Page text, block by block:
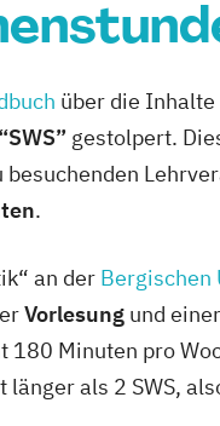
über die
“SWS” gestolpert.
besuchenden
.
an der Bergischen
Vorlesung und einer
Minuten pro
als 2 SWS,